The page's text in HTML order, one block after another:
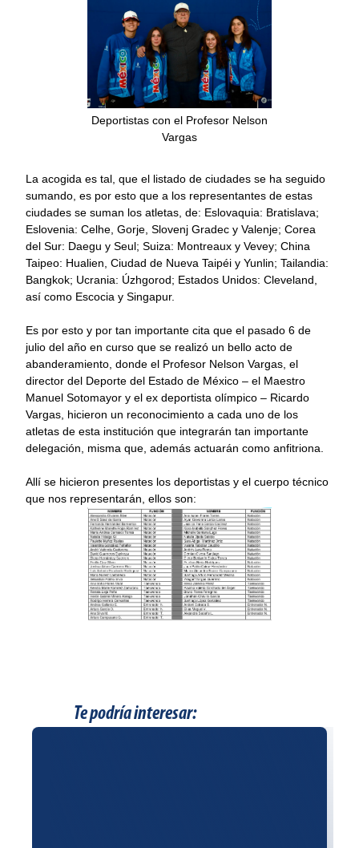
Deportistas con el Profesor Nelson
Vargas
La acogida es tal, que el listado de ciudades se ha seguido
sumando, es por esto que a los representantes de estas
ciudades se suman los atletas, de: Eslovaquia: Bratislava;
Eslovenia: Celhe, Gorje, Slovenj Gradec y Valenje; Corea
del Sur: Daegu y Seul; Suiza: Montreaux y Vevey; China
Taipeo: Hualien, Ciudad de Nueva Taipéi y Yunlin; Tailandia:
Bangkok; Ucrania: Úzhgorod; Estados Unidos: Cleveland,
así como Escocia y Singapur.
Es por esto y por tan importante cita que el pasado 6 de
julio del año en curso que se realizó un bello acto de
abanderamiento, donde el Profesor Nelson Vargas, el
director del Deporte del Estado de México – el Maestro
Manuel Sotomayor y el ex deportista olímpico – Ricardo
Vargas, hicieron un reconocimiento a cada uno de los
atletas de esta institución que integrarán tan importante
delegación, misma que, además actuarán como anfitriona.
Allí se hicieron presentes los deportistas y el cuerpo técnico
que nos representarán, ellos son:
Te podría interesar: